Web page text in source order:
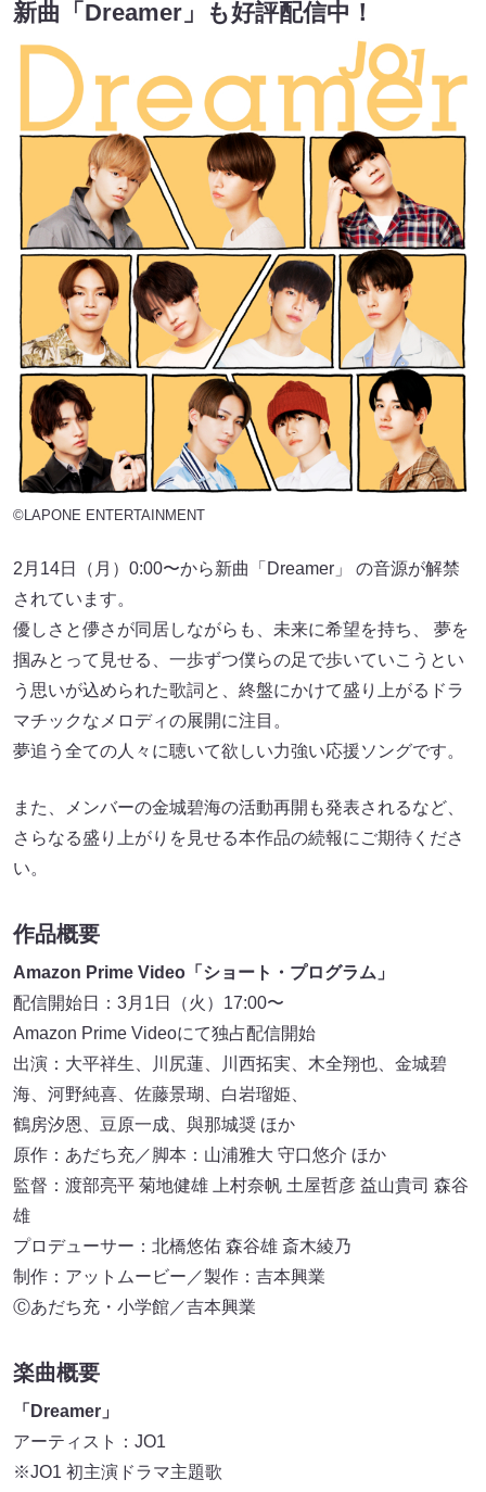
新曲「Dreamer」も好評配信中！
©LAPONE ENTERTAINMENT
2月14日（月）0:00〜から新曲「Dreamer」 の音源が解禁
されています。
優しさと儚さが同居しながらも、未来に希望を持ち、 夢を
掴みとって見せる、一歩ずつ僕らの足で歩いていこうとい
う思いが込められた歌詞と、終盤にかけて盛り上がるドラ
マチックなメロディの展開に注目。
夢追う全ての人々に聴いて欲しい力強い応援ソングです。
また、メンバーの金城碧海の活動再開も発表されるなど、
さらなる盛り上がりを見せる本作品の続報にご期待くださ
い。
作品概要
Amazon Prime Video「ショート・プログラム」
配信開始日：3月1日（火）17:00〜
Amazon Prime Videoにて独占配信開始
出演：大平祥生、川尻蓮、川西拓実、木全翔也、金城碧
海、河野純喜、佐藤景瑚、白岩瑠姫、
鶴房汐恩、豆原一成、與那城奨 ほか
原作：あだち充／脚本：山浦雅大 守口悠介 ほか
監督：渡部亮平 菊地健雄 上村奈帆 土屋哲彦 益山貴司 森谷
雄
プロデューサー：北橋悠佑 森谷雄 斎木綾乃
制作：アットムービー／製作：吉本興業
Ⓒあだち充・小学館／吉本興業
楽曲概要
「Dreamer」
アーティスト：JO1
※JO1 初主演ドラマ主題歌